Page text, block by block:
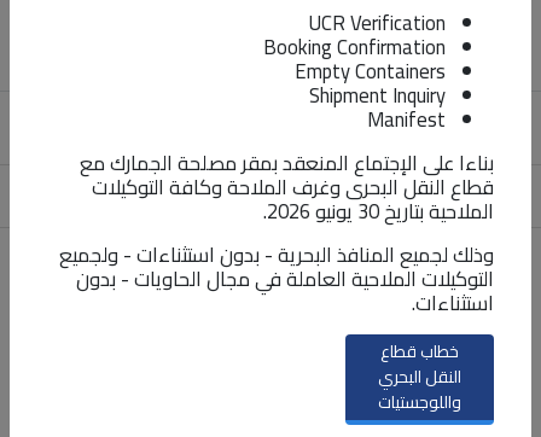
تحرص منصة نافذة على توفير الخدمات اللوجستية للمتعاملين بشتى
الطرق و الوسائل المتاحة و الواسعة الانتشار
نماذج العمل
التسجيل المسبق للشحنات
عرض
UCR Verification
Booking Confirmation
Empty Containers
Shipment Inquiry
Manifest
بناءا على الإجتماع المنعقد بمقر مصلحة الجمارك مع
قطاع النقل البحرى وغرف الملاحة وكافة التوكيلات
الملاحية بتاريخ 30 يونيو 2026.
وذلك لجميع المنافذ البحرية - بدون استثناءات - ولجميع
التوكيلات الملاحية العاملة في مجال الحاويات - بدون
استثناءات.
خطاب قطاع
النقل البحري
واللوجستيات